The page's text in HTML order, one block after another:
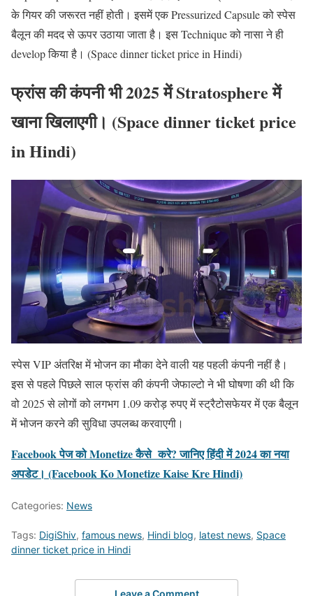
के गियर की जरूरत नहीं होती। इसमें एक Pressurized Capsule को स्पेस
बैलून की मदद से ऊपर उठाया जाता है। इस Technique को नासा ने ही
develop किया है। (Space dinner ticket price in Hindi)
फ्रांस की कंपनी भी 2025 में Stratosphere में
खाना खिलाएगी। (Space dinner ticket price
in Hindi)
स्पेस VIP अंतरिक्ष में भोजन का मौका देने वाली यह पहली कंपनी नहीं है।
इस से पहले पिछले साल फ्रांस की कंपनी जेफाल्टो ने भी घोषणा की थी कि
वो 2025 से लोगों को लगभग 1.09 करोड़ रुपए में स्ट्रैटोसफेयर में एक बैलून
में भोजन करने की सुविधा उपलब्ध करवाएगी।
Facebook पेज को Monetize कैसे करे? जानिए हिंदी में 2024 का नया
अपडेट। (Facebook Ko Monetize Kaise Kre Hindi)
Categories: News
Tags: DigiShiv, famous news, Hindi blog, latest news, Space
dinner ticket price in Hindi
Leave a Comment